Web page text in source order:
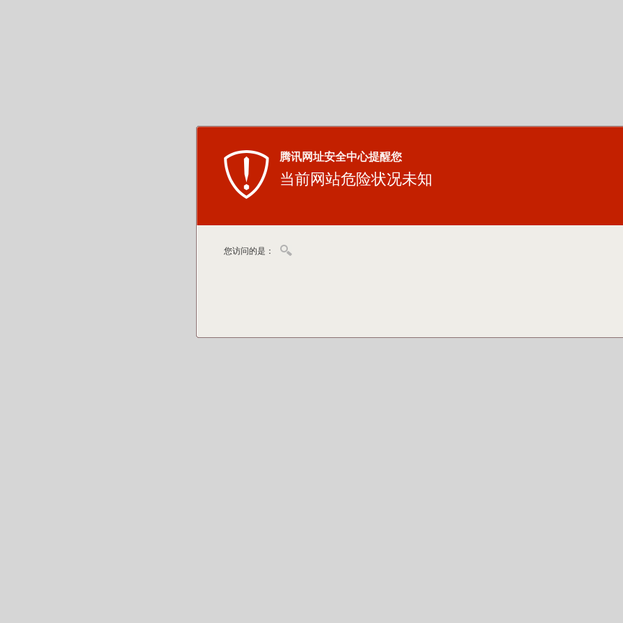
腾讯网址安全中心提醒您
当前网站危险状况未知
您访问的是：